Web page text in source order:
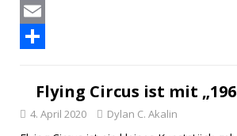
a
o
M
a
o
E
ii
Flying Circus ist mit
4. April 2020 Dylan C. Akalin